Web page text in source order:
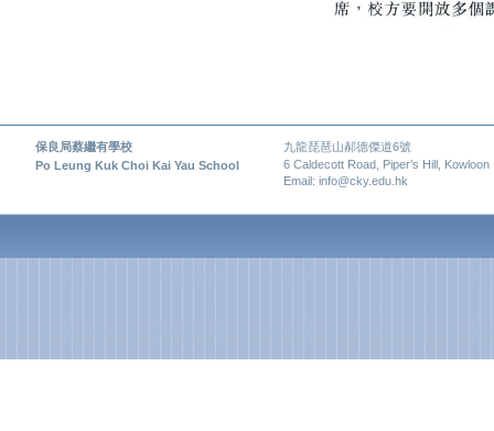
保良局蔡繼有學校
九龍琵琶山郝德傑道6號
Po Leung Kuk Choi Kai Yau School
6 Caldecott Road, Piper’s Hill, Kowloon
Email: info@cky.edu.hk